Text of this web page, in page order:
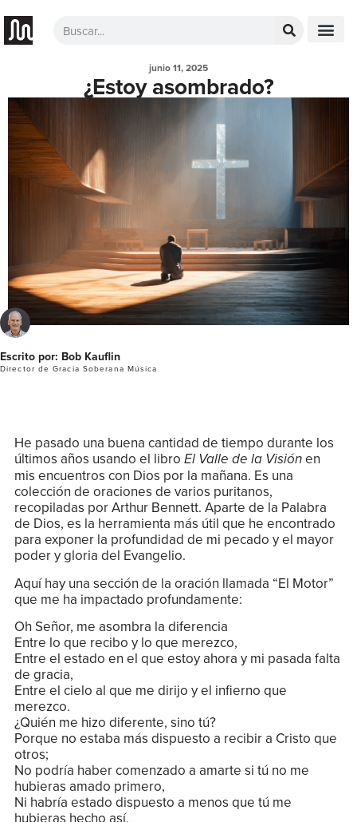
junio 11, 2025
¿Estoy asombrado?
Escrito por: Bob Kauflin
Director de Gracia Soberana Música
He pasado una buena cantidad de tiempo durante los
últimos años usando el libro El Valle de la Visiónen
mis encuentros con Dios por la mañana. Es una
colección de oraciones de varios puritanos,
recopiladas por Arthur Bennett. Aparte de la Palabra
de Dios, es la herramienta más útil que he encontrado
para exponer la profundidad de mi pecado y el mayor
poder y gloria del Evangelio.
Aquí hay una sección de la oración llamada “El Motor”
que me ha impactado profundamente:
Oh Señor, me asombra la diferencia
Entre lo que recibo y lo que merezco,
Entre el estado en el que estoy ahora y mi pasada falta
de gracia,
Entre el cielo al que me dirijo y el infierno que
merezco.
¿Quién me hizo diferente, sino tú?
Porque no estaba más dispuesto a recibir a Cristo que
otros;
No podría haber comenzado a amarte si tú no me
hubieras amado primero,
Ni habría estado dispuesto a menos que tú me